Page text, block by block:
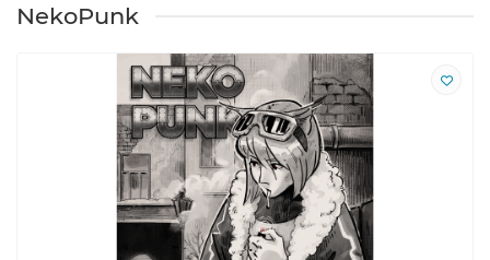
NekoPunk